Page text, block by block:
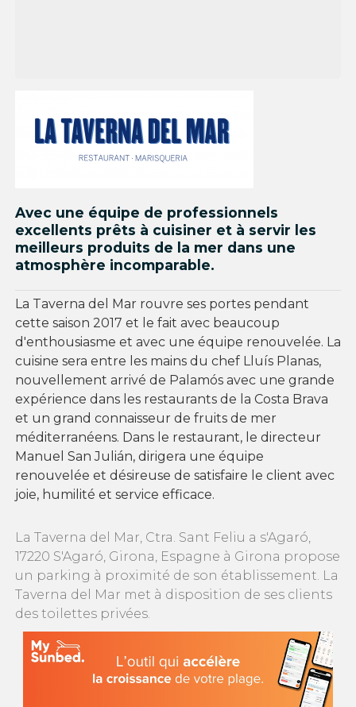
Avec une équipe de professionnels
excellents prêts à cuisiner et à servir les
meilleurs produits de la mer dans une
atmosphère incomparable.
La Taverna del Mar rouvre ses portes pendant
cette saison 2017 et le fait avec beaucoup
d'enthousiasme et avec une équipe renouvelée. La
cuisine sera entre les mains du chef Lluís Planas,
nouvellement arrivé de Palamós avec une grande
expérience dans les restaurants de la Costa Brava
et un grand connaisseur de fruits de mer
méditerranéens. Dans le restaurant, le directeur
Manuel San Julián, dirigera une équipe
renouvelée et désireuse de satisfaire le client avec
joie, humilité et service efficace.
La Taverna del Mar, Ctra. Sant Feliu a s'Agaró,
17220 S'Agaró, Girona, Espagne à Girona propose
un parking à proximité de son établissement. La
Taverna del Mar met à disposition de ses clients
des toilettes privées.